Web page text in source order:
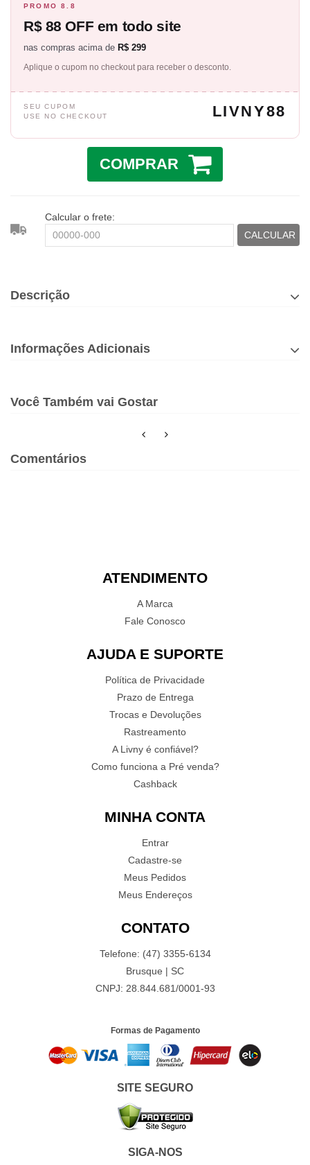
PROMO 8.8
R$ 88 OFF em todo site
nas compras acima de R$ 299
Aplique o cupom no checkout para receber o desconto.
SEU CUPOM
USE NO CHECKOUT
LIVNY88
COMPRAR
Calcular o frete:
CALCULAR
Descrição
Informações Adicionais
Você Também vai Gostar
Comentários
ATENDIMENTO
A Marca
Fale Conosco
AJUDA E SUPORTE
Política de Privacidade
Prazo de Entrega
Trocas e Devoluções
Rastreamento
A Livny é confiável?
Como funciona a Pré venda?
Cashback
MINHA CONTA
Entrar
Cadastre-se
Meus Pedidos
Meus Endereços
CONTATO
Telefone: (47) 3355-6134
Brusque | SC
CNPJ: 28.844.681/0001-93
Formas de Pagamento
SITE SEGURO
SIGA-NOS